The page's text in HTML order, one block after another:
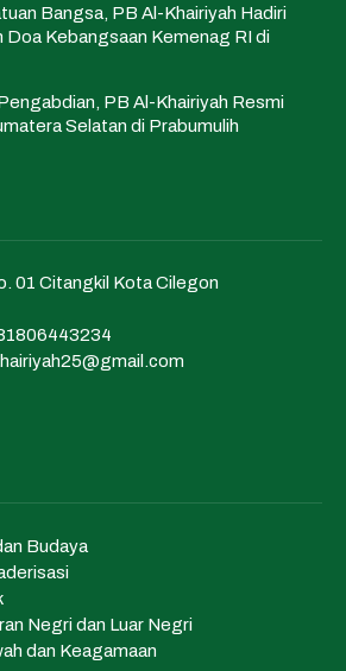
Bangsa, PB Al-Khairiyah Hadiri
Doa Kebangsaan Kemenag RI di
PB Al-Khairiyah Resmi
Selatan di Prabumulih
01 Citangkil Kota Cilegon
Budaya
Negri dan Luar Negri
dan Keagamaan